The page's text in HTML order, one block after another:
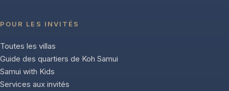
POUR LES INVITÉS
Toutes les villas
Guide des quartiers de Koh Samui
Samui with Kids
Services aux invités